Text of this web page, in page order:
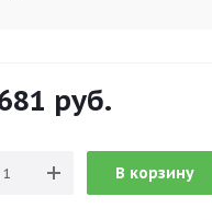
руб.
В корзину